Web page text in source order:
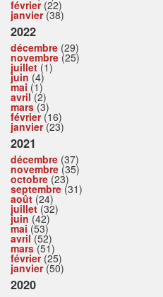
février(22)
janvier(38)
2022
décembre (29)
novembre (25)
juillet (1)
juin (4)
mai (1)
avril(2)
mars(3)
février(16)
janvier(23)
2021
décembre (37)
novembre (35)
octobre (23)
septembre (31)
août (24)
juillet(32)
juin (42)
mai (53)
avril(52)
mars(51)
février(25)
janvier(50)
2020